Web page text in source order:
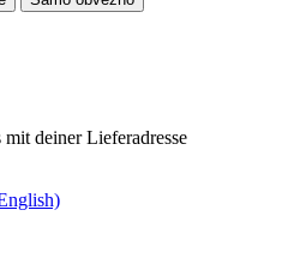
mit deiner Lieferadresse